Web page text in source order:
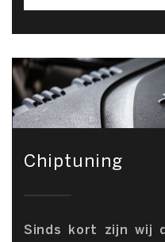
Chiptuning
Sinds kort zijn wij